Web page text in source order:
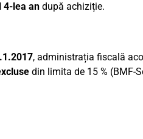
4-lea andupă achiziție.
, administrația fiscală
din limita de 15 % (BMF-